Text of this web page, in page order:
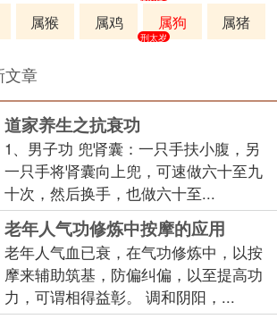
属猴 属鸡 属狗
刑太岁
属猪
文章
道家养生之抗衰功
1、男子功 兜肾囊：一只手扶小腹，另
一只手将肾囊向上兜，可速做六十至九
十次，然后换手，也做六十至...
老年人气功修炼中按摩的应用
老年人气血已衰，在气功修炼中，以按
摩来辅助筑基，防偏纠偏，以至提高功
力，可谓相得益彰。 调和阴阳，...